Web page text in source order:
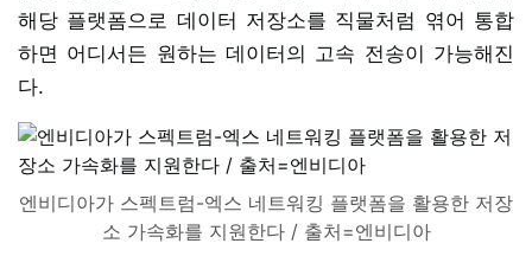
해당 플랫폼으로 데이터 저장소를 직물처럼 엮어 통합
하면 어디서든 원하는 데이터의 고속 전송이 가능해진
다.
엔비디아가 스펙트럼-엑스 네트워킹 플랫폼을 활용한 저장
소 가속화를 지원한다 / 출처=엔비디아